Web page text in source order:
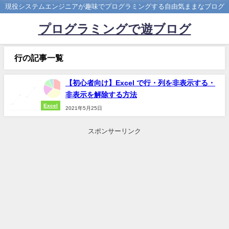
現役システムエンジニアが趣味でプログラミングする自由気ままなブログ
プログラミングで遊ブログ
行の記事一覧
Excel
【初心者向け】Excel で行・列を非表示する・
非表示を解除する方法
2021年5月25日
スポンサーリンク